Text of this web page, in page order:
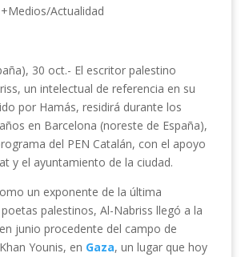
+Medios/Actualidad
30 oct.- El escritor palestino
un intelectual de referencia en su
por Hamás, residirá durante los
en Barcelona (noreste de España),
del PEN Catalán, con el apoyo
y el ayuntamiento de la ciudad.
un exponente de la última
palestinos, Al-Nabriss llegó a la
junio procedente del campo de
Younis, en Gaza, un lugar que hoy